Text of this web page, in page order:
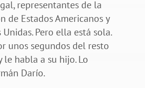
representantes de la
de Estados Americanos y
Pero ella está sola.
unos segundos del resto
le habla a su hijo. Lo
Darío.